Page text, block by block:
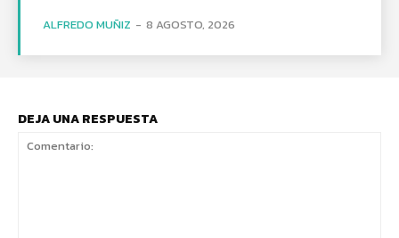
ALFREDO MUÑIZ - 8 AGOSTO, 2026
DEJA UNA RESPUESTA